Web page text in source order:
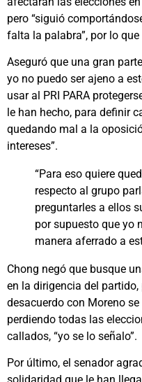
pero “siguió
falta la palabra”, por lo
Aseguró que una gran
yo no puedo ser ajeno a
usar al PRI PARA
le han hecho, para definir
quedando mal a la
intereses”.
“Para eso quiere
respecto al grupo
preguntarles a ellos
por supuesto que yo
manera aferrado a
Chong negó que busque
en la dirigencia del
desacuerdo con Moreno
perdiendo todas las
callados, “yo se lo señalo”.
Por último, el senador